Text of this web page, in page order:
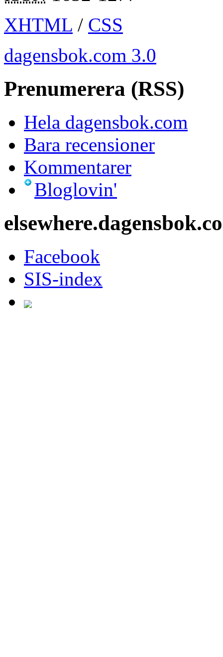
XHTML / CSS
dagensbok.com 3.0
Prenumerera (RSS)
Hela dagensbok.com
Bara recensioner
Kommentarer
Bloglovin'
Facebook
SIS-index